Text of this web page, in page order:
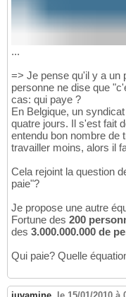
...
=> Je pense qu'il y a un
personne ne dise que
cas: qui paye ?
En Belgique, un
quatre jours. Il s'est fait
entendu bon nombre de
travailler moins, alors il
Cela rejoint la question
paie"?
Je propose une autre
Fortune des 200
des 3.000.000.000 de
Qui paie? Quelle